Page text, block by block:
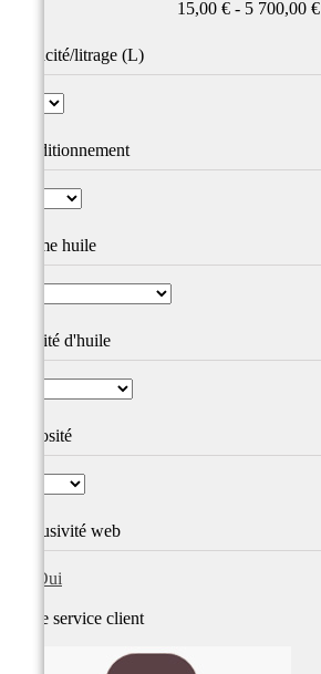
15,00 € - 5 700,00 €
Capacité/litrage (L)
Conditionnement
Norme huile
Qualité d'huile
Viscosité
Exclusivité web
Oui
Notre service client